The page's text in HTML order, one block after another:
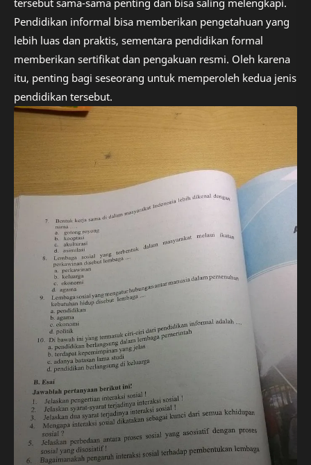
Pendidikan informal bisa memberikan pengetahuan yang
lebih luas dan praktis, sementara pendidikan formal
memberikan sertifikat dan pengakuan resmi. Oleh karena
itu, penting bagi seseorang untuk memperoleh kedua jenis
pendidikan tersebut.